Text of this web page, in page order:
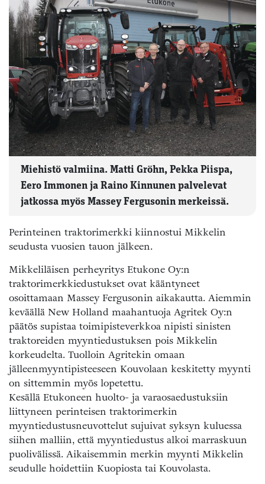
Miehistö valmiina. Matti Gröhn, Pekka Piispa,
Eero Immonen ja Raino Kinnunen palvelevat
jatkossa myös Massey Fergusonin merkeissä.
Perinteinen traktorimerkki kiinnostui Mikkelin
seudusta vuosien tauon jälkeen.
Mikkeliläisen perheyritys Etukone Oy:n
traktorimerkkiedustukset ovat kääntyneet
osoittamaan Massey Fergusonin aikakautta. Aiemmin
keväällä New Holland maahantuoja Agritek Oy:n
päätös supistaa toimipisteverkkoa nipisti sinisten
traktoreiden myyntiedustuksen pois Mikkelin
korkeudelta. Tuolloin Agritekin omaan
jälleenmyyntipisteeseen Kouvolaan keskitetty myynti
on sittemmin myös lopetettu.
Kesällä Etukoneen huolto- ja varaosaedustuksiin
liittyneen perinteisen traktorimerkin
myyntiedustusneuvottelut sujuivat syksyn kuluessa
siihen malliin, että myyntiedustus alkoi marraskuun
puolivälissä. Aikaisemmin merkin myynti Mikkelin
seudulle hoidettiin Kuopiosta tai Kouvolasta.